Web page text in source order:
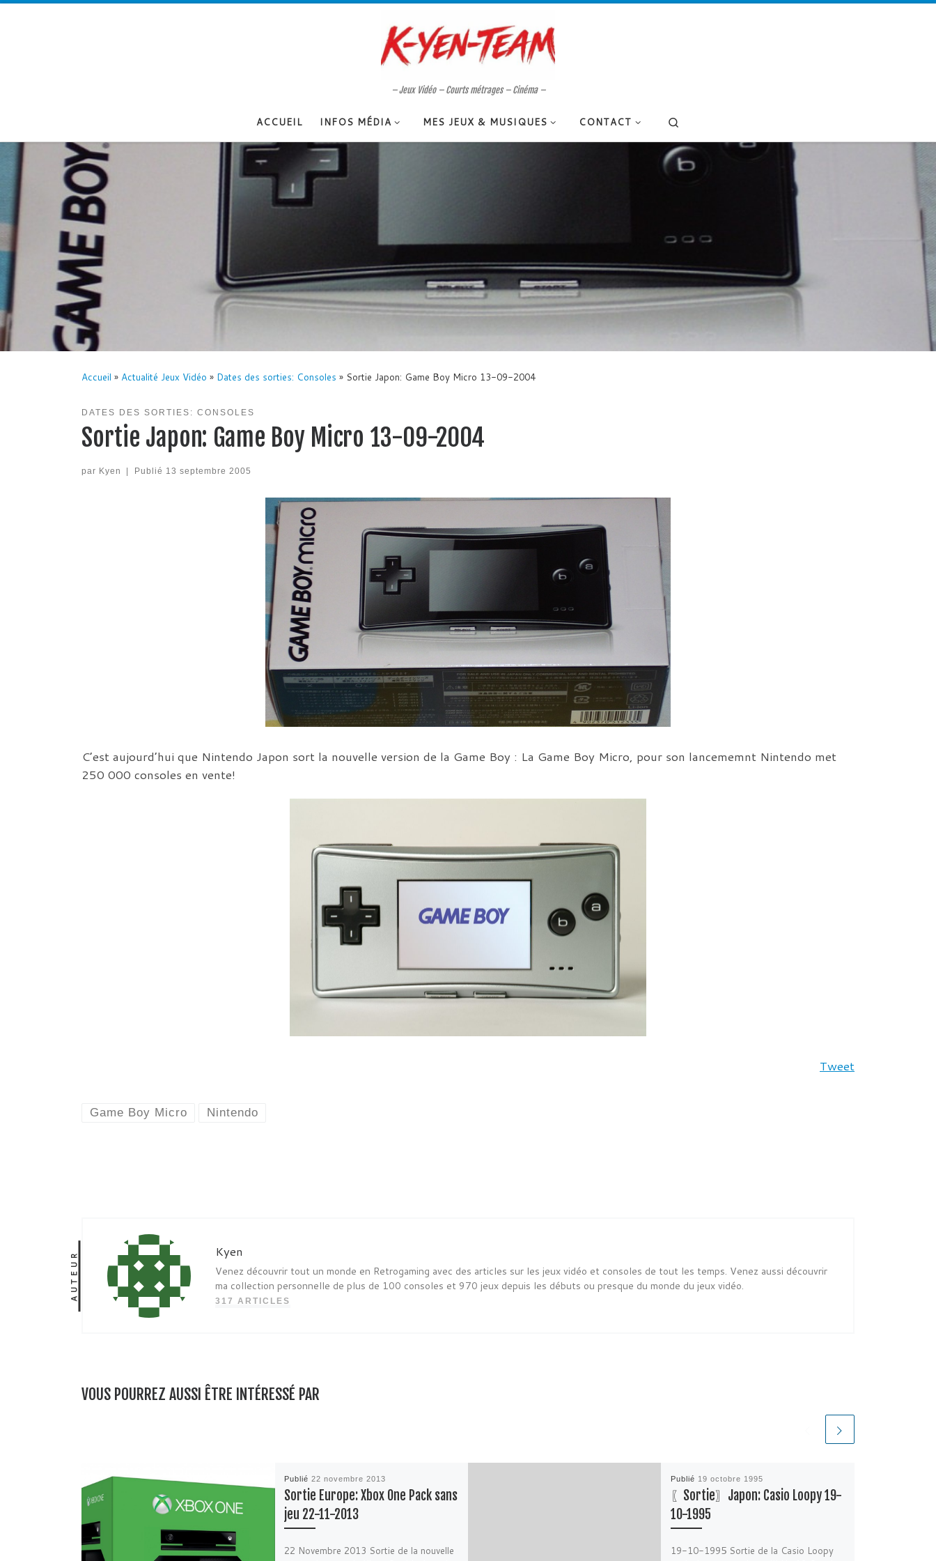
– Jeux Vidéo – Courts métrages – Cinéma –
ACCUEIL INFOS MÉDIA MES JEUX & MUSIQUES CONTACT
Accueil » Actualité Jeux Vidéo » Dates des sorties: Consoles » Sortie Japon: Game Boy Micro 13-09-2004
DATES DES SORTIES: CONSOLES
Sortie Japon: Game Boy Micro 13-09-2004
par Kyen | Publié 13 septembre 2005
C’est aujourd’hui que Nintendo Japon sort la nouvelle version de la Game Boy : La Game Boy Micro, pour son lancememnt Nintendo met
250 000 consoles en vente!
Tweet
Game Boy Micro Nintendo
AUTEUR Kyen
Venez découvrir tout un monde en Retrogaming avec des articles sur les jeux vidéo et consoles de tout les temps. Venez aussi découvrir
ma collection personnelle de plus de 100 consoles et 970 jeux depuis les débuts ou presque du monde du jeux vidéo.
317 ARTICLES
VOUS POURREZ AUSSI ÊTRE INTÉRESSÉ PAR
Publié 22 novembre 2013
Sortie Europe: Xbox One Pack sans
jeu 22-11-2013
22 Novembre 2013 Sortie de la nouvelle
Publié 19 octobre 1995
〖Sortie〗Japon: Casio Loopy 19-
10-1995
19-10-1995 Sortie de la Casio Loopy